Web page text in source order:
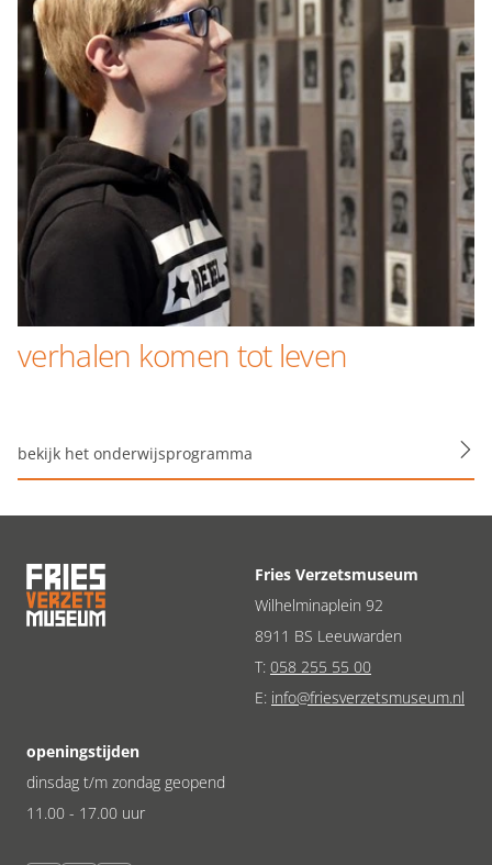
verhalen komen tot leven
bekijk het onderwijsprogramma
Fries Verzetsmuseum
Wilhelminaplein 92
8911 BS Leeuwarden
T: 058 255 55 00
E: info@friesverzetsmuseum.nl
openingstijden
dinsdag t/m zondag geopend
11.00 - 17.00 uur